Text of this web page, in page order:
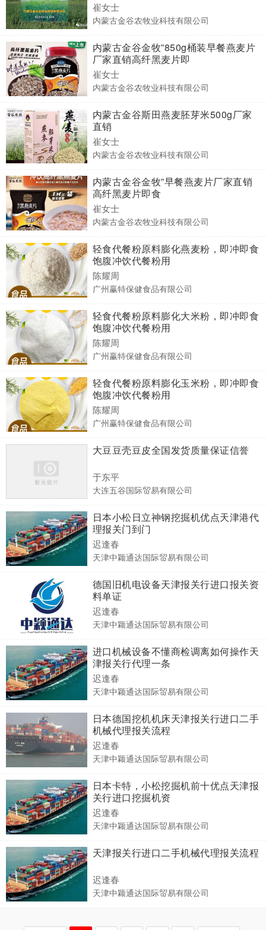
崔女士
内蒙古金谷农牧业科技有限公司
内蒙古金谷金牧”850g桶装早餐燕麦片
厂家直销高纤黑麦片即
崔女士
内蒙古金谷农牧业科技有限公司
内蒙古金谷斯田燕麦胚芽米500g厂家
直销
崔女士
内蒙古金谷农牧业科技有限公司
内蒙古金谷金牧”早餐燕麦片厂家直销
高纤黑麦片即食
崔女士
内蒙古金谷农牧业科技有限公司
轻食代餐粉原料膨化燕麦粉，即冲即食
饱腹冲饮代餐粉用
陈耀周
广州赢特保健食品有限公司
轻食代餐粉原料膨化大米粉，即冲即食
饱腹冲饮代餐粉用
陈耀周
广州赢特保健食品有限公司
轻食代餐粉原料膨化玉米粉，即冲即食
饱腹冲饮代餐粉用
陈耀周
广州赢特保健食品有限公司
大豆豆壳豆皮全国发货质量保证信誉
于东平
大连五谷国际贸易有限公司
日本小松日立神钢挖掘机优点天津港代
理报关门到门
迟逢春
天津中颖通达国际贸易有限公司
德国旧机电设备天津报关行进口报关资
料单证
迟逢春
天津中颖通达国际贸易有限公司
进口机械设备不懂商检调离如何操作天
津报关行代理一条
迟逢春
天津中颖通达国际贸易有限公司
日本德国挖机机床天津报关行进口二手
机械代理报关流程
迟逢春
天津中颖通达国际贸易有限公司
日本卡特，小松挖掘机前十优点天津报
关行进口挖掘机资
迟逢春
天津中颖通达国际贸易有限公司
天津报关行进口二手机械代理报关流程
迟逢春
天津中颖通达国际贸易有限公司